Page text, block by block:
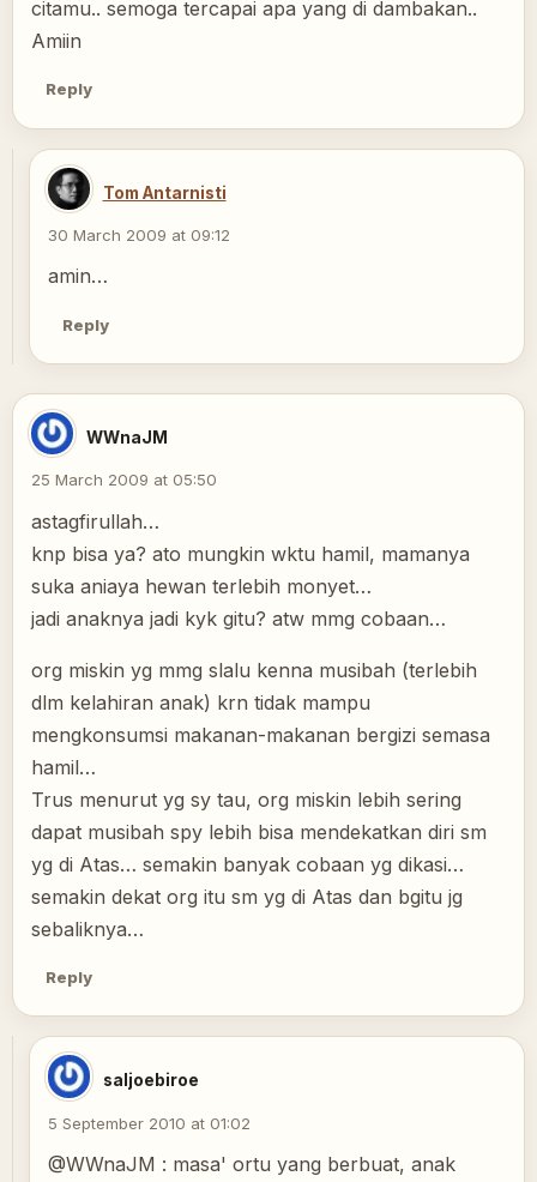
citamu.. semoga tercapai apa yang di dambakan..
Amiin
Reply
Tom Antarnisti
30 March 2009 at 09:12
amin…
Reply
WWnaJM
25 March 2009 at 05:50
astagfirullah…
knp bisa ya? ato mungkin wktu hamil, mamanya
suka aniaya hewan terlebih monyet…
jadi anaknya jadi kyk gitu? atw mmg cobaan…
org miskin yg mmg slalu kenna musibah (terlebih
dlm kelahiran anak) krn tidak mampu
mengkonsumsi makanan-makanan bergizi semasa
hamil…
Trus menurut yg sy tau, org miskin lebih sering
dapat musibah spy lebih bisa mendekatkan diri sm
yg di Atas… semakin banyak cobaan yg dikasi…
semakin dekat org itu sm yg di Atas dan bgitu jg
sebaliknya…
Reply
saljoebiroe
5 September 2010 at 01:02
@WWnaJM : masa' ortu yang berbuat, anak